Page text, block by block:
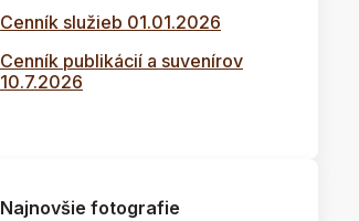
Cenník služieb 01.01.2026
Cenník publikácií a suvenírov
10.7.2026
Najnovšie fotografie